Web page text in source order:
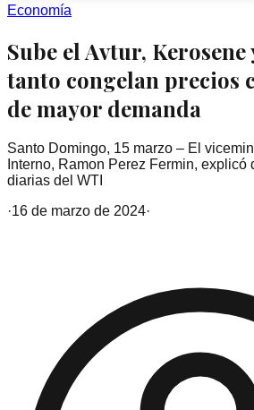
Economía
Sube el Avtur, Kerosene
tanto congelan precios
de mayor demanda
Santo Domingo, 15 marzo – El
Interno, Ramon Perez Fermin,
diarias del WTI
·16 de marzo de 2024·